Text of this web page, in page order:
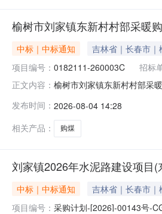
榆树市刘家镇东新村村部采暖
中标｜中标通知 吉林省｜长春市｜
项目编号： 0182111-260003C 招标
正文内容： 榆树市刘家镇东新村村部采
政府公开栏、榆树市刘家镇
发布时间： 2026-08-04 14:28
相关产品：
购煤
刘家镇2026年水泥路建设项目
中标｜中标通知 吉林省｜长春市｜
项目编号： 采购计划-[2026]-00143号-